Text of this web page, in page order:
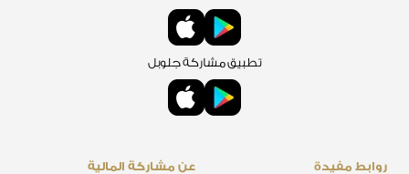
عن مشاركة المالية روابط مفيدة
تطبيق مشاركة جلوبل